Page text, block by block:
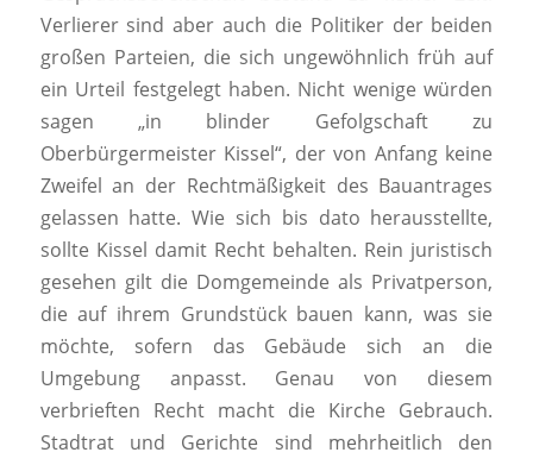
Verlierer sind aber auch die Politiker der beiden
großen Parteien, die sich ungewöhnlich früh auf
ein Urteil festgelegt haben. Nicht wenige würden
sagen „in blinder Gefolgschaft zu
Oberbürgermeister Kissel“, der von Anfang keine
Zweifel an der Rechtmäßigkeit des Bauantrages
gelassen hatte. Wie sich bis dato herausstellte,
sollte Kissel damit Recht behalten. Rein juristisch
gesehen gilt die Domgemeinde als Privatperson,
die auf ihrem Grundstück bauen kann, was sie
möchte, sofern das Gebäude sich an die
Umgebung anpasst. Genau von diesem
verbrieften Recht macht die Kirche Gebrauch.
Stadtrat und Gerichte sind mehrheitlich den